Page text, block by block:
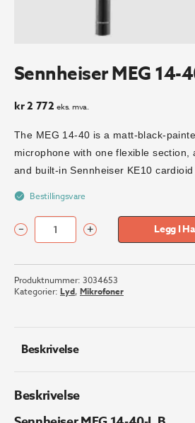
Sennheiser MEG 14-
kr2 772 eks. mva.
The MEG 14-40 is a matt-black-
microphone with one flexible section,
and built-in Sennheiser KE10
Bestillingsvare
Sennheiser
14-
40-
L
– + Legg I
Produktnummer: 3034653
Kategorier: Lyd, Mikrofoner
Beskrivelse
Beskrivelse